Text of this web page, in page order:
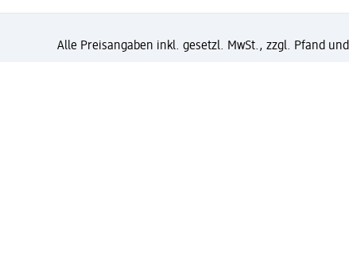
Alle Preisangaben inkl. gesetzl. MwSt., zzgl. Pfand und